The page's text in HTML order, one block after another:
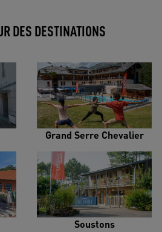
DES DESTINATIONS
Grand Serre Chevalier
Soustons